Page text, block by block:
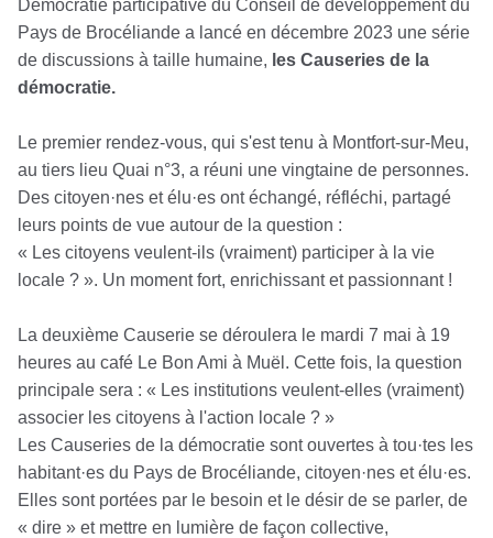
Démocratie participative du Conseil de développement du
Pays de Brocéliande a lancé en décembre 2023 une série
de discussions à taille humaine, les Causeries de la
démocratie.
Le premier rendez-vous, qui s'est tenu à Montfort-sur-Meu,
au tiers lieu Quai n°3, a réuni une vingtaine de personnes.
Des citoyen·nes et élu·es ont échangé, réfléchi, partagé
leurs points de vue autour de la question :
« Les citoyens veulent-ils (vraiment) participer à la vie
locale ? ». Un moment fort, enrichissant et passionnant !
La deuxième Causerie se déroulera le mardi 7 mai à 19
heures au café Le Bon Ami à Muël. Cette fois, la question
principale sera : « Les institutions veulent-elles (vraiment)
associer les citoyens à l'action locale ? »
Les Causeries de la démocratie sont ouvertes à tou·tes les
habitant·es du Pays de Brocéliande, citoyen·nes et élu·es.
Elles sont portées par le besoin et le désir de se parler, de
« dire » et mettre en lumière de façon collective,